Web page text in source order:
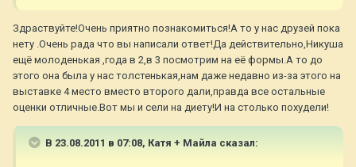
Здраствуйте!Очень приятно познакомиться!А то у нас друзей пока
нету .Очень рада что вы написали ответ!Да действительно,Никуша
ещё молоденькая ,года в 2,в 3 посмотрим на её формы.А то до
этого она была у нас толстенькая,нам даже недавно из-за этого на
выставке 4 место вместо второго дали,правда все остальные
оценки отличные.Вот мы и сели на диету!И на столько похудели!
В 23.08.2011 в 07:08, Катя + Майла сказал: